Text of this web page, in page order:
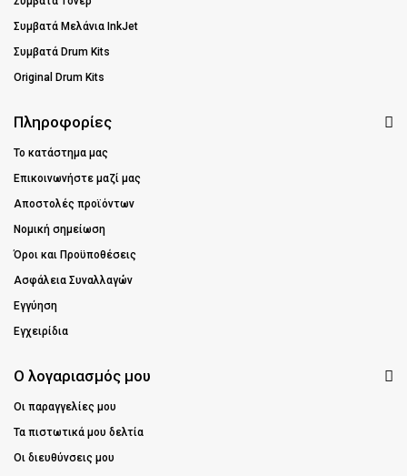
Συμβατά Μελάνια InkJet
Συμβατά Drum Kits
Original Drum Kits
Πληροφορίες
Το κατάστημα μας
Επικοινωνήστε μαζί μας
Αποστολές προϊόντων
Νομική σημείωση
Όροι και Προϋποθέσεις
Ασφάλεια Συναλλαγών
Εγγύηση
Εγχειρίδια
Ο λογαριασμός μου
Οι παραγγελίες μου
Τα πιστωτικά μου δελτία
Οι διευθύνσεις μου